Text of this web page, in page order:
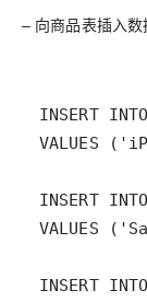
– 向商品表插入数